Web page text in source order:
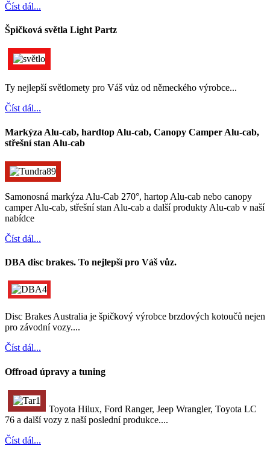
Číst dál...
Špičková světla Light Partz
Ty nejlepší světlomety pro Váš vůz od německého výrobce...
Číst dál...
Markýza Alu-cab, hardtop Alu-cab, Canopy Camper Alu-cab,
střešní stan Alu-cab
Samonosná markýza Alu-Cab 270°, hartop Alu-cab nebo canopy
camper Alu-cab, střešní stan Alu-cab a další produkty Alu-cab v naší
nabídce
Číst dál...
DBA disc brakes. To nejlepší pro Váš vůz.
Disc Brakes Australia je špičkový výrobce brzdových kotoučů nejen
pro závodní vozy....
Číst dál...
Offroad úpravy a tuning
Toyota Hilux, Ford Ranger, Jeep Wrangler, Toyota LC
76 a další vozy z naší poslední produkce....
Číst dál...